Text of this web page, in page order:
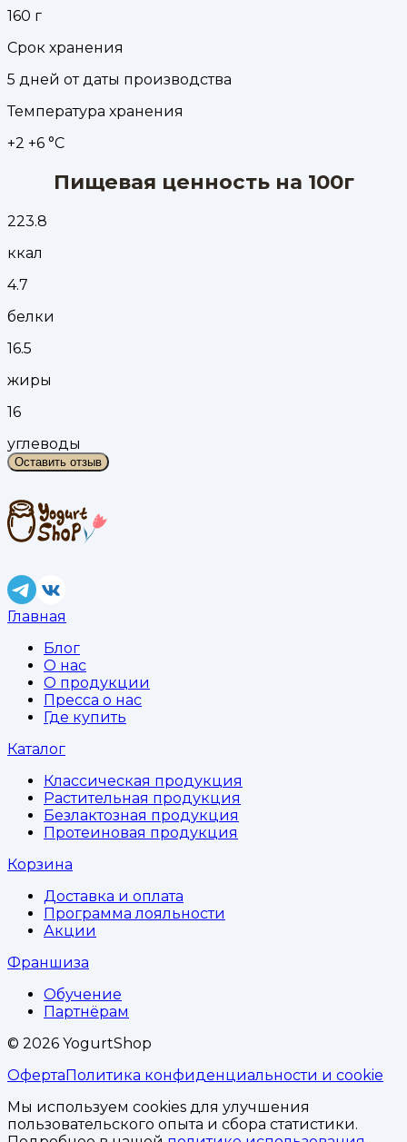
160 г
Срок хранения
5 дней от даты производства
Температура хранения
+2 +6 °С
Пищевая ценность на 100г
223.8
ккал
4.7
белки
16.5
жиры
16
углеводы
Оставить отзыв
Главная
Блог
О нас
О продукции
Пресса о нас
Где купить
Каталог
Классическая продукция
Растительная продукция
Безлактозная продукция
Протеиновая продукция
Корзина
Доставка и оплата
Программа лояльности
Акции
Франшиза
Обучение
Партнёрам
© 2026 YogurtShop
ОфертаПолитика конфиденциальности и cookie
Мы используем cookies для улучшения
пользовательского опыта и сбора статистики.